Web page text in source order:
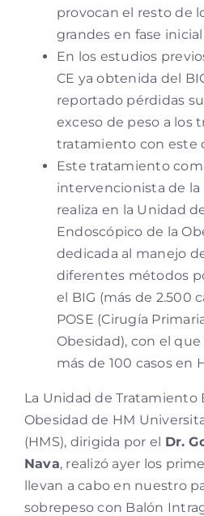
provocan el resto de
grandes en fase inicial
En los estudios
CE ya obtenida del
reportado pérdidas
exceso de peso a los
tratamiento con este
Este tratamiento
intervencionista de la
realiza en la Unidad
Endoscópico de la
dedicada al manejo
diferentes métodos
el BIG (más de 2.500
POSE (Cirugía
Obesidad), con el
más de 100 casos en
La Unidad de Tratamiento
Obesidad de HM
(HMS), dirigida por el Dr.
Nava, realizó ayer los
llevan a cabo en nuestro
sobrepeso con Balón